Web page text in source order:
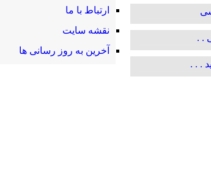
ارتباط با ما
نقشه سایت
آخرین به روز رسانی ها
. .